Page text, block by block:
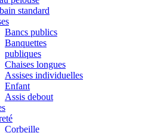
standard
Bancs publics
Banquettes
publiques
Chaises longues
Assises individuelles
Enfant
Assis debout
Corbeille